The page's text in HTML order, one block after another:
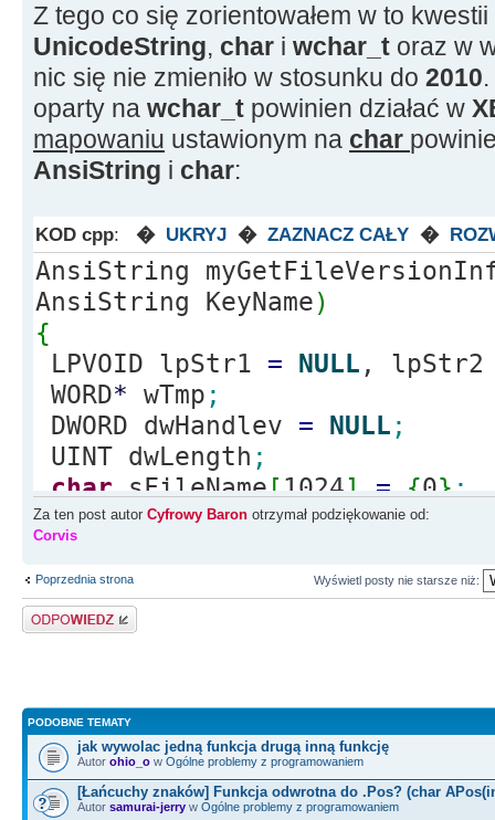
Z tego co się zorientowałem w to kwestii
UnicodeString, char i wchar_t oraz w
nic się nie zmieniło w stosunku do 2010
oparty na wchar_t powinien działać w
mapowaniu ustawionym na char
AnsiString i char:
KOD cpp: � UKRYJ � ZAZNACZ CAŁY �
AnsiString
AnsiString KeyName)
{
LPVOID lpStr1 = NULL ,
WORD* wTmp ;
DWORD dwHandlev = NULL ;
UINT dwLength ;
char sFileName [ 1024] = {0} ;
charsTmp[1024] = {0};
UnicodeString sInfo
LPVOID
pVersionInfo;
if(ModulePath
else strcpy(sFileName,
DWORD dwInfoSize=
GetFileVersionInfoSize(
Za ten post autor Cyfrowy Baron otrzymał podziękowanie od:
Corvis
Poprzednia strona Wyświetl posty nie starsze niż:
Odpowiedz
PODOBNE TEMATY
jak wywolac jedną funkcja drugą inną funkcję
Autor ohio_o w Ogólne problemy z programowaniem
[Łańcuchy znaków] Funkcja odwrotna do .Pos? (char
Autor samurai-jerry w Ogólne problemy z programowaniem